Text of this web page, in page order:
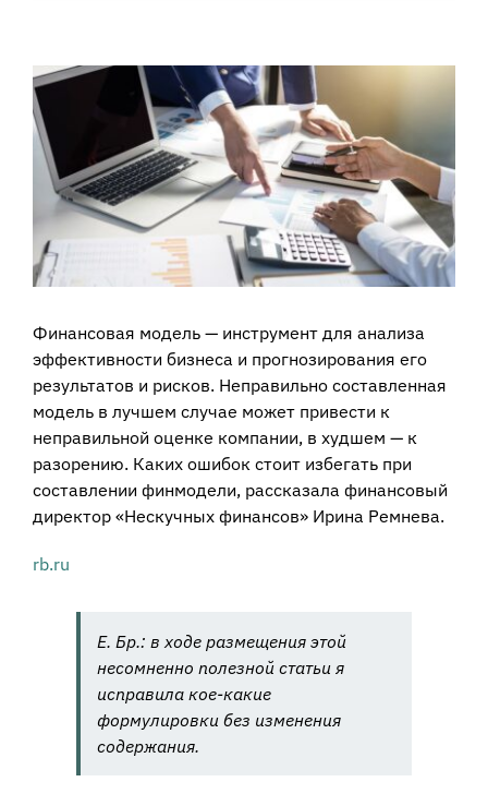
View
Larger
Image
Финансовая модель — инструмент для анализа
эффективности бизнеса и прогнозирования его
результатов и рисков. Неправильно составленная
модель в лучшем случае может привести к
неправильной оценке компании, в худшем — к
разорению. Каких ошибок стоит избегать при
составлении финмодели, рассказала финансовый
директор «Нескучных финансов» Ирина Ремнева.
rb.ru
Е. Бр.: в ходе размещения этой
несомненно полезной статьи я
исправила кое-какие
формулировки без изменения
содержания.